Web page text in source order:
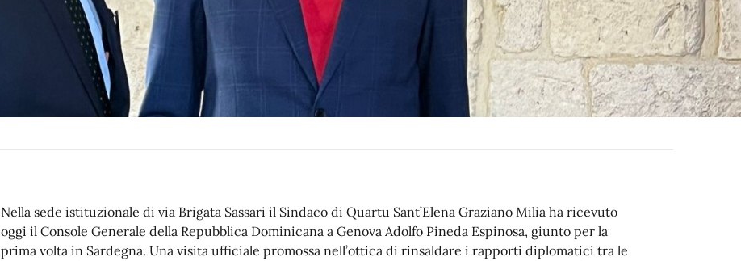
Nella sede istituzionale di via Brigata Sassari il Sindaco di Quartu Sant’Elena Graziano Milia ha ricevuto
oggi il Console Generale della Repubblica Dominicana a Genova Adolfo Pineda Espinosa, giunto per la
prima volta in Sardegna. Una visita ufficiale promossa nell’ottica di rinsaldare i rapporti diplomatici tra le